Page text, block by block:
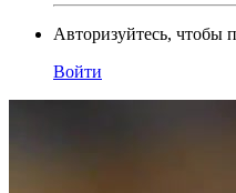
Авторизуйтесь, чтобы
Войти